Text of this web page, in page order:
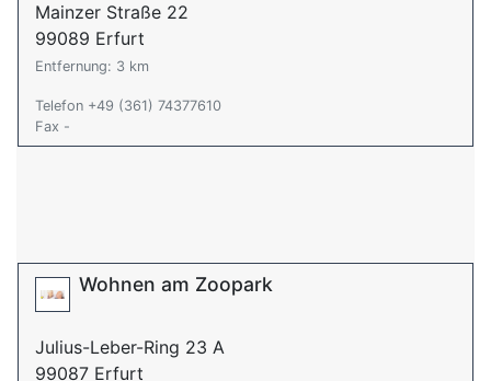
Mainzer Straße 22
99089 Erfurt
Entfernung: 3 km
Telefon +49 (361) 74377610
Fax -
Wohnen am Zoopark
Julius-Leber-Ring 23 A
99087 Erfurt